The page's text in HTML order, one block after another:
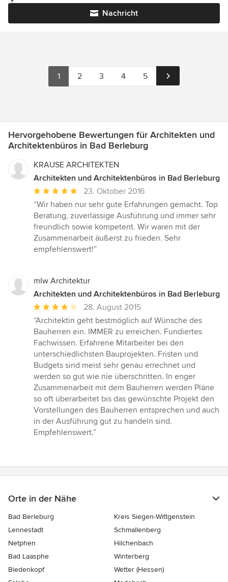
Nachricht
1 2 3 4 5
Hervorgehobene Bewertungen für Architekten und
Architektenbüros in Bad Berleburg
KRAUSE ARCHITEKTEN
Architekten und Architektenbüros in Bad Berleburg
Durchschnittliche
Bewertung:
5
von
5
Sternen
23. Oktober 2016
“Wir haben nur sehr gute Erfahrungen gemacht. Top
Beratung, zuverlässige Ausführung und immer sehr
freundlich sowie kompetent. Wir waren mit der
Zusammenarbeit äußerst zu frieden. Sehr
empfehlenswert!”
mlw Architektur
Architekten und Architektenbüros in Bad Berleburg
Durchschnittliche
Bewertung:
4
von
5
Sternen
28. August 2015
“Architektin geht bestmöglich auf Wünsche des
Bauherren ein. IMMER zu erreichen. Fundiertes
Fachwissen. Erfahrene Mitarbeiter bei den
unterschiedlichsten Bauprojekten. Fristen und
Budgets sind meist sehr genau errechnet und
werden so gut wie nie überschritten. In enger
Zusammenarbeit mit dem Bauherren werden Pläne
so oft überarbeitet bis das gewünschte Projekt den
Vorstellungen des Bauherren entsprechen und auch
in der Ausführung gut zu handeln sind.
Empfehlenswert.”
Orte in der Nähe
Bad Berleburg
Kreis Siegen-Wittgenstein
Lennestadt
Schmallenberg
Netphen
Hilchenbach
Bad Laasphe
Winterberg
Biedenkopf
Wetter (Hessen)